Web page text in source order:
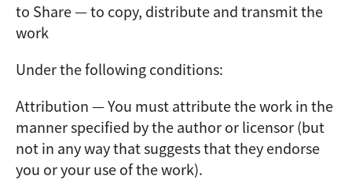
to Share — to copy, distribute and transmit the
work
Under the following conditions:
Attribution — You must attribute the work in the
manner specified by the author or licensor (but
not in any way that suggests that they endorse
you or your use of the work).